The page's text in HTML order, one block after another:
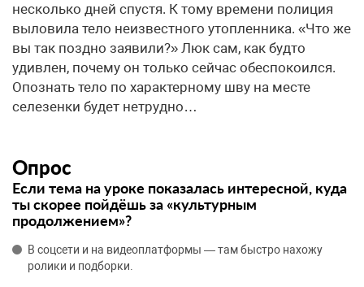
несколько дней спустя. К тому времени полиция
выловила тело неизвестного утопленника. «Что же
вы так поздно заявили?» Люк сам, как будто
удивлен, почему он только сейчас обеспокоился.
Опознать тело по характерному шву на месте
селезенки будет нетрудно…
Опрос
Если тема на уроке показалась интересной, куда
ты скорее пойдёшь за «культурным
продолжением»?
В соцсети и на видеоплатформы — там быстро нахожу
ролики и подборки.